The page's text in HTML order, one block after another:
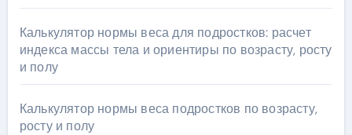
Калькулятор нормы веса для подростков: расчет
индекса массы тела и ориентиры по возрасту, росту
и полу
Калькулятор нормы веса подростков по возрасту,
росту и полу